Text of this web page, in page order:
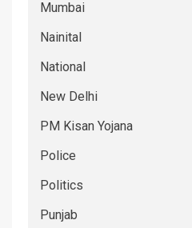
Mumbai
Nainital
National
New Delhi
PM Kisan Yojana
Police
Politics
Punjab